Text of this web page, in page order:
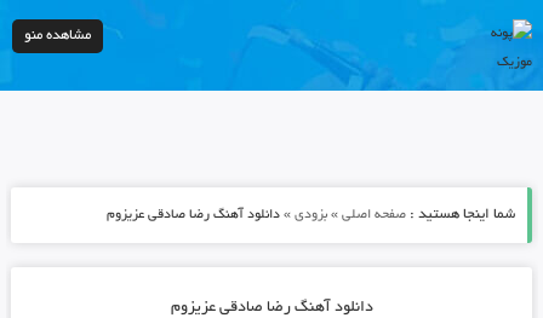
مشاهده منو
شما اینجا هستید : صفحه اصلی» بزودی» دانلود آهنگ رضا صادقی عزیزوم
دانلود آهنگ رضا صادقی عزیزوم